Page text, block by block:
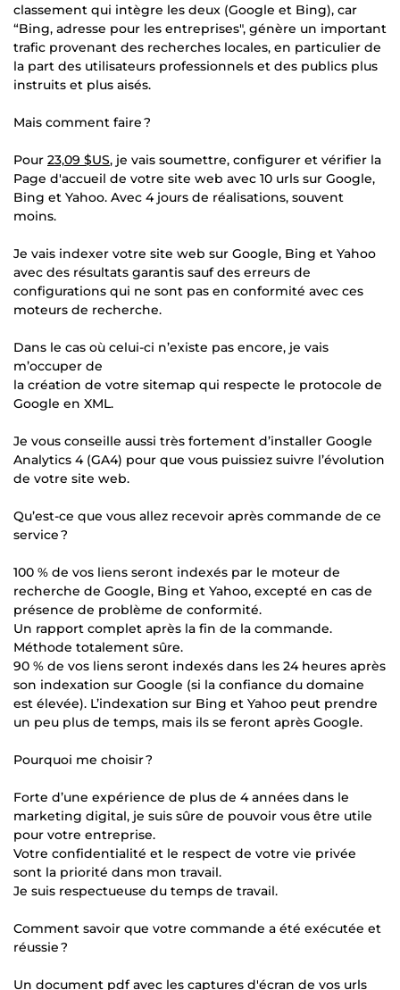
classement qui intègre les deux (Google et Bing), car
“Bing, adresse pour les entreprises", génère un important
trafic provenant des recherches locales, en particulier de
la part des utilisateurs professionnels et des publics plus
instruits et plus aisés.
Mais comment faire ?
Pour 23,09 $US, je vais soumettre, configurer et vérifier la
Page d'accueil de votre site web avec 10 urls sur Google,
Bing et Yahoo. Avec 4 jours de réalisations, souvent
moins.
Je vais indexer votre site web sur Google, Bing et Yahoo
avec des résultats garantis sauf des erreurs de
configurations qui ne sont pas en conformité avec ces
moteurs de recherche.
Dans le cas où celui-ci n’existe pas encore, je vais
m’occuper de
la création de votre sitemap qui respecte le protocole de
Google en XML.
Je vous conseille aussi très fortement d’installer Google
Analytics 4 (GA4) pour que vous puissiez suivre l’évolution
de votre site web.
Qu’est-ce que vous allez recevoir après commande de ce
service ?
100 % de vos liens seront indexés par le moteur de
recherche de Google, Bing et Yahoo, excepté en cas de
présence de problème de conformité.
Un rapport complet après la fin de la commande.
Méthode totalement sûre.
90 % de vos liens seront indexés dans les 24 heures après
son indexation sur Google (si la confiance du domaine
est élevée). L’indexation sur Bing et Yahoo peut prendre
un peu plus de temps, mais ils se feront après Google.
Pourquoi me choisir ?
Forte d’une expérience de plus de 4 années dans le
marketing digital, je suis sûre de pouvoir vous être utile
pour votre entreprise.
Votre confidentialité et le respect de votre vie privée
sont la priorité dans mon travail.
Je suis respectueuse du temps de travail.
Comment savoir que votre commande a été exécutée et
réussie ?
Un document pdf avec les captures d'écran de vos urls